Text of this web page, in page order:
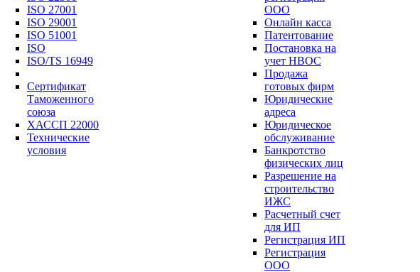
ISO 27001
ISO 29001
ISO 51001
ISO
ISO/TS 16949
Сертификат
Таможенного
союза
ХАССП 22000
Технические
условия
ООО
Онлайн касса
Патентование
Постановка на
учет НВОС
Продажа
готовых фирм
Юридические
адреса
Юридическое
обслуживание
Банкротство
физических лиц
Разрешение на
строительство
ИЖС
Расчетный счет
для ИП
Регистрация ИП
Регистрация
ООО